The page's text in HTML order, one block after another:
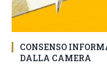
CONSENSO
DALLA CAMERA